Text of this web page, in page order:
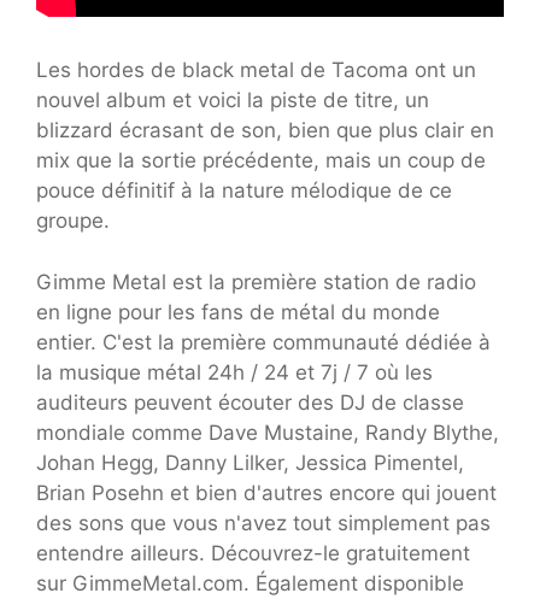
Les hordes de black metal de Tacoma ont un
nouvel album et voici la piste de titre, un
blizzard écrasant de son, bien que plus clair en
mix que la sortie précédente, mais un coup de
pouce définitif à la nature mélodique de ce
groupe.
Gimme Metal est la première station de radio
en ligne pour les fans de métal du monde
entier. C'est la première communauté dédiée à
la musique métal 24h / 24 et 7j / 7 où les
auditeurs peuvent écouter des DJ de classe
mondiale comme Dave Mustaine, Randy Blythe,
Johan Hegg, Danny Lilker, Jessica Pimentel,
Brian Posehn et bien d'autres encore qui jouent
des sons que vous n'avez tout simplement pas
entendre ailleurs. Découvrez-le gratuitement
sur GimmeMetal.com. Également disponible